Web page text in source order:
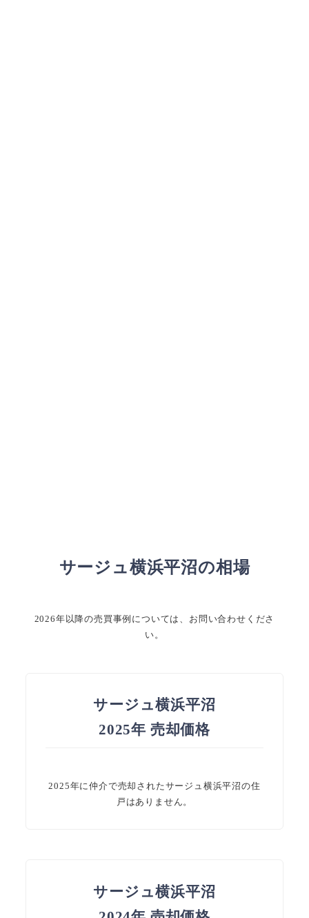
サージュ横浜平沼の相場
2026年以降の売買事例については、お問い合わせくださ
い。
サージュ横浜平沼
2025年 売却価格
2025年に仲介で売却されたサージュ横浜平沼の住
戸はありません。
サージュ横浜平沼